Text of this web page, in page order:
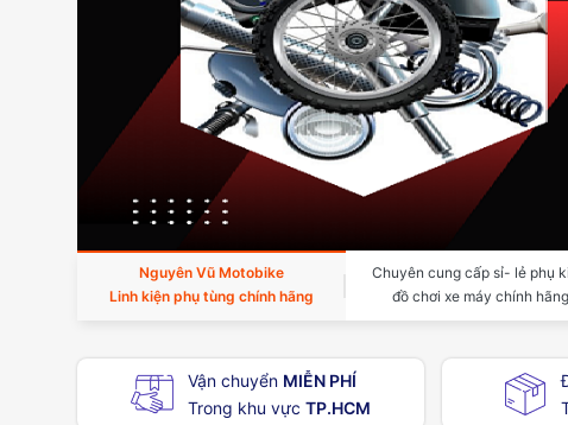
Nguyên Vũ Motobike
Linh kiện phụ tùng chính hãng
Chuyên cung cấp sỉ- lẻ phụ
đồ chơi xe máy chính hãng
Vận chuyển MIỄN PHÍ
Trong khu vực TP.HCM